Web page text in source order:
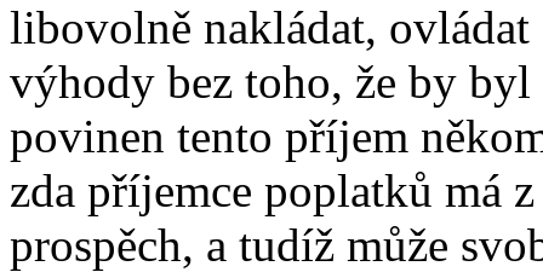
libovolně nakládat,
výhody bez toho, že by
povinen tento příjem
zda příjemce poplatků má
prospěch, a tudíž může